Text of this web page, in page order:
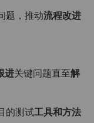
题，推动流程改进
进关键问题直至解
的测试工具和方法